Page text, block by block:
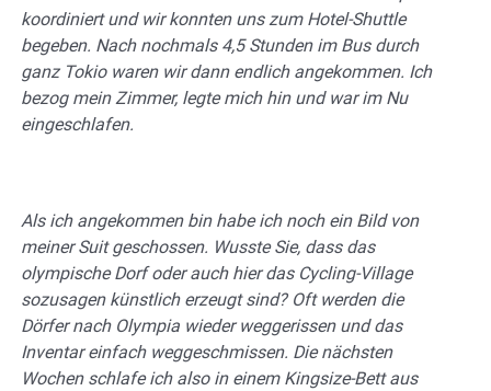
koordiniert und wir konnten uns zum Hotel-Shuttle
begeben. Nach nochmals 4,5 Stunden im Bus durch
ganz Tokio waren wir dann endlich angekommen. Ich
bezog mein Zimmer, legte mich hin und war im Nu
eingeschlafen.
Als ich angekommen bin habe ich noch ein Bild von
meiner Suit geschossen. Wusste Sie, dass das
olympische Dorf oder auch hier das Cycling-Village
sozusagen künstlich erzeugt sind? Oft werden die
Dörfer nach Olympia wieder weggerissen und das
Inventar einfach weggeschmissen. Die nächsten
Wochen schlafe ich also in einem Kingsize-Bett aus